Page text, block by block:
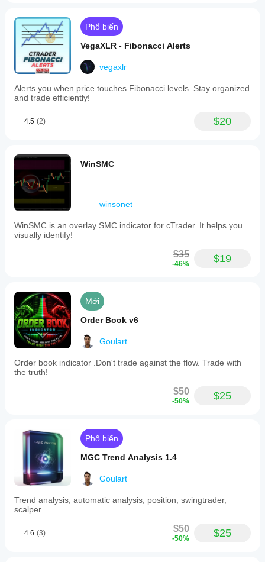
Phổ biến
VegaXLR - Fibonacci Alerts
vegaxlr
Alerts you when price touches Fibonacci levels. Stay organized
and trade efficiently!
4.5 (2) $20
WinSMC
winsonet
WinSMC is an overlay SMC indicator for cTrader. It helps you
visually identify!
$35
-46% $19
Mới
Order Book v6
Goulart
Order book indicator .Don't trade against the flow. Trade with
the truth!
$50
-50% $25
Phổ biến
MGC Trend Analysis 1.4
Goulart
Trend analysis, automatic analysis, position, swingtrader,
scalper
4.6 (3) $50
-50% $25